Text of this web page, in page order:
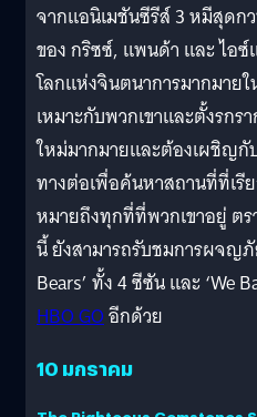
จากแอนิเมชันซีรีส์ 3 หมีสุดก
ของ กริซซ์, แพนด้า และ ไอซ์
โลกแห่งจินตนาการมากมาย
เหมาะกับพวกเขาและตั้งรกร
ใหม่มากมายและต้องเผชิญกั
ทางต่อเพื่อค้นหาสถานที่ที่เรี
หมายถึงทุกที่ที่พวกเขาอยู่ ต
นี้ ยังสามารถรับชมการผจญภั
Bears’ ทั้ง 4 ซีซัน และ ‘We
HBO GOอีกด้วย
10 มกราคม